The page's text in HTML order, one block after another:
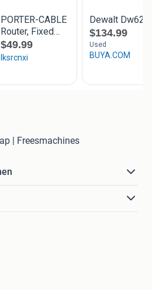
| Freesmachines